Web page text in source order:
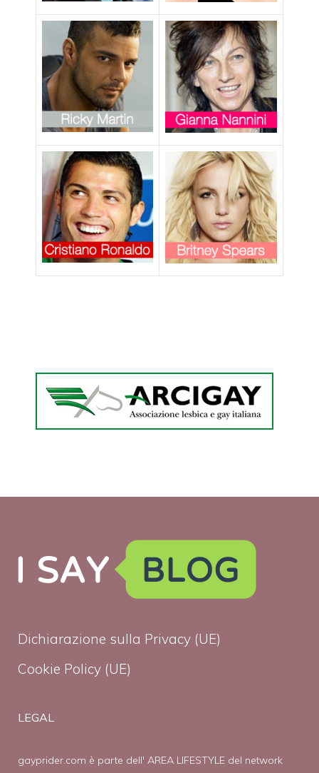
Dichiarazione sulla Privacy (UE)
Cookie Policy (UE)
LEGAL
gayprider.com è parte dell' AREA LIFESTYLE del network